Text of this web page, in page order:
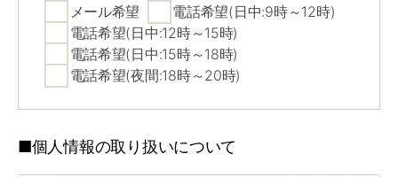
メール希望
電話希望(日中:9時～12時)
電話希望(日中:12時～15時)
電話希望(日中:15時～18時)
電話希望(夜間:18時～20時)
■個人情報の取り扱いについて